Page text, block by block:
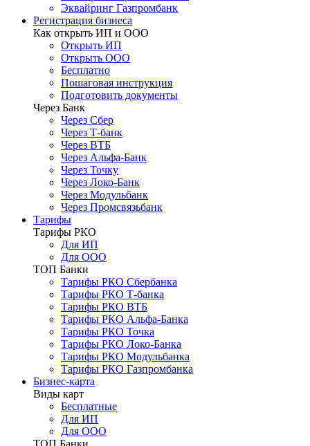
Эквайринг Газпромбанк
Регистрация бизнеса
Как открыть ИП и ООО
Открыть ИП
Открыть ООО
Бесплатно
Пошаговая инструкция
Подготовить документы
Через Банк
Через Сбер
Через Т-банк
Через ВТБ
Через Альфа-Банк
Через Точку
Через Локо-Банк
Через Модульбанк
Через Промсвязьбанк
Тарифы
Тарифы РКО
Для ИП
Для ООО
ТОП Банки
Тарифы РКО Сбербанка
Тарифы РКО Т-банка
Тарифы РКО ВТБ
Тарифы РКО Альфа-Банка
Тарифы РКО Точка
Тарифы РКО Локо-Банка
Тарифы РКО Модульбанка
Тарифы РКО Газпромбанка
Бизнес-карта
Виды карт
Бесплатные
Для ИП
Для ООО
ТОП Банки